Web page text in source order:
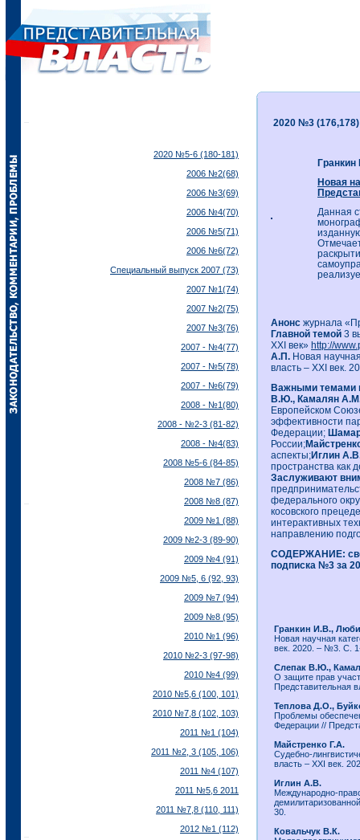
2020 №5-6 (180-181)
2006 №2(68)
2006 №3(69)
2006 №4(70)
2006 №5(71)
2006 №6(72)
Специальный выпуск 2007 (73)
2007 №1(74)
2007 №2(75)
2007 №3(76)
2007 - №4(77)
2007 - №5(78)
2007 - №6(79)
2008 - №1(80)
2008 - №2-3 (81-82)
2008 - №4(83)
2008 №5-6 (84-85)
2008 №7 (86)
2008 №8 (87)
2009 №1 (88)
2009 №2-3 (89-90)
2009 №4 (91)
2009 №5, 6 (92, 93)
2009 №7 (94)
2009 №8 (95)
2010 №1 (96)
2010 №2-3 (97-98)
2010 №4 (99)
2010 №5,6 (100, 101)
2010 №7,8 (102, 103)
2011 №1 (104)
2011 №2, 3 (105, 106)
2011 №4 (107)
2011 №5,6 2011
2011 №7,8 (110, 111)
2012 №1 (112)
2020 №3 (176,178)
Новая
Данная
Анонс журнала
Главной темой 3
XXI век» http://
А.П. Новая
власть – ХХI век.
Важными темами
В.Ю., Камалян
Европейском
эффективности
Федерации;
России;
аспекты;Иглин
пространства как
Заслуживают
федерального
косовского
интерактивных
направлению
СОДЕРЖАНИЕ:
подписка №3 за
Гранкин И.В.,
Новая научная
век. 2020. – №3. С.
Слепак В.Ю.,
О защите прав
Представительная
Теплова Д.О.,
Проблемы
Федерации //
Майстренко Г.А.
Судебно-
власть – ХХI век.
Иглин А.В.
Международно-
30.
Ковальчук В.К.